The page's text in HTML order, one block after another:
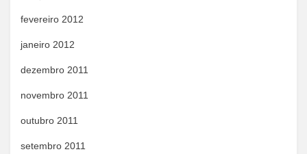
fevereiro 2012
janeiro 2012
dezembro 2011
novembro 2011
outubro 2011
setembro 2011